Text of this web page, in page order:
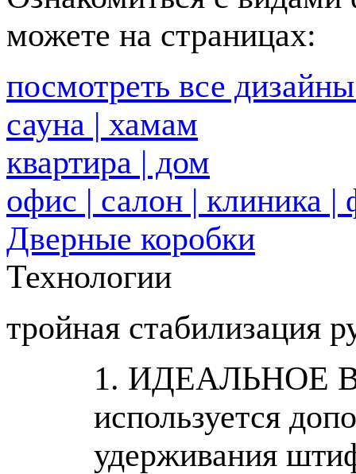
можете на страницах:
посмотреть все
сауна | хамам
квартира | дом
офис | салон | клиника |
Дверные коробки
Технологии
тройная стабилизация
1. ИДЕАЛЬНОЕ
используется
удерживания